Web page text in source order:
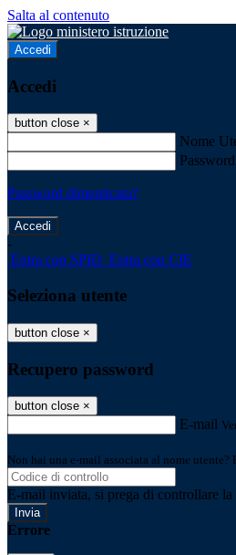
Salta al contenuto
Accedi
Accedi
button close ×
Nome
Password
Password dimenticata?
-
Entra con SPID Entra con CIE
Seleziona utente
button close ×
Recupero password
button close ×
E-mail
Non hai una e-mail associata al nome
E-mail inviata, si prega di controllare la
Errore